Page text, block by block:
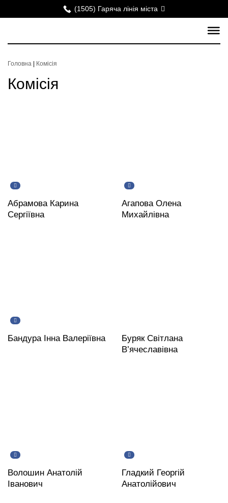
(1505) Гаряча лінія міста
Головна Комісія
Комісія
Абрамова Карина
Сергіївна
Агапова Олена
Михайлівна
Бандура Інна Валеріївна
Буряк Світлана
В’ячеславівна
Волошин Анатолій
Іванович
Гладкий Георгій
Анатолійович